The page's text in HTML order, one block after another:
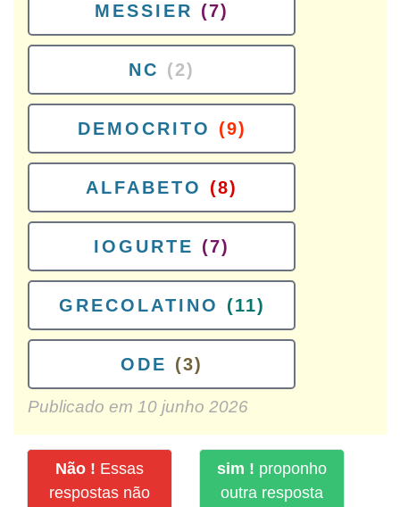
MESSIER (7)
NC (2)
DEMOCRITO (9)
ALFABETO (8)
IOGURTE (7)
GRECOLATINO (11)
ODE (3)
Publicado em 10 junho 2026
Não ! Essas
respostas não
sim ! proponho
outra resposta